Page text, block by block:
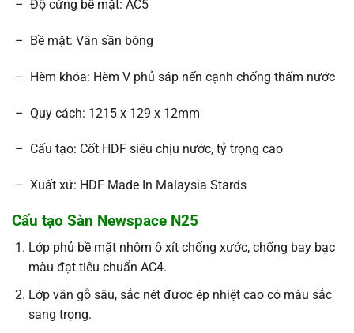
– Độ cứng bề mặt: AC5
– Bề mặt: Vân sần bóng
– Hèm khóa: Hèm V phủ sáp nến cạnh chống thấm nước
– Quy cách: 1215 x 129 x 12mm
– Cấu tạo: Cốt HDF siêu chịu nước, tỷ trọng cao
– Xuất xứ: HDF Made In Malaysia Stards
Cấu tạo Sàn Newspace N25
Lớp phủ bề mặt nhôm ô xít chống xước, chống bay bạc
màu đạt tiêu chuẩn AC4.
Lớp vân gỗ sâu, sắc nét được ép nhiệt cao có màu sắc
sang trọng.